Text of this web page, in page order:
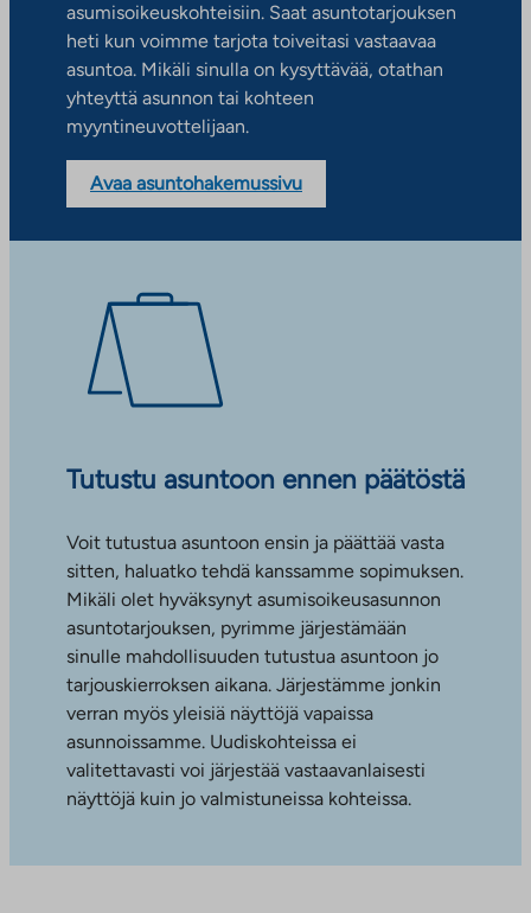
asumisoikeuskohteisiin. Saat asuntotarjouksen
heti kun voimme tarjota toiveitasi vastaavaa
asuntoa. Mikäli sinulla on kysyttävää, otathan
yhteyttä asunnon tai kohteen
myyntineuvottelijaan.
Avaa asuntohakemussivu
Tutustu asuntoon ennen päätöstä
Voit tutustua asuntoon ensin ja päättää vasta
sitten, haluatko tehdä kanssamme sopimuksen.
Mikäli olet hyväksynyt asumisoikeusasunnon
asuntotarjouksen, pyrimme järjestämään
sinulle mahdollisuuden tutustua asuntoon jo
tarjouskierroksen aikana. Järjestämme jonkin
verran myös yleisiä näyttöjä vapaissa
asunnoissamme. Uudiskohteissa ei
valitettavasti voi järjestää vastaavanlaisesti
näyttöjä kuin jo valmistuneissa kohteissa.